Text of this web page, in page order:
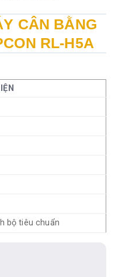
CÂN BẰNG
RL-H5A
bộ tiêu chuẩn